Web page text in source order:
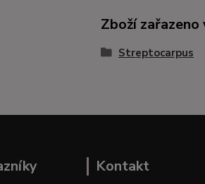
Zboží
Streptocarpus
Kontakt